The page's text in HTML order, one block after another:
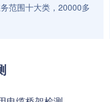
范围十大类，20000多